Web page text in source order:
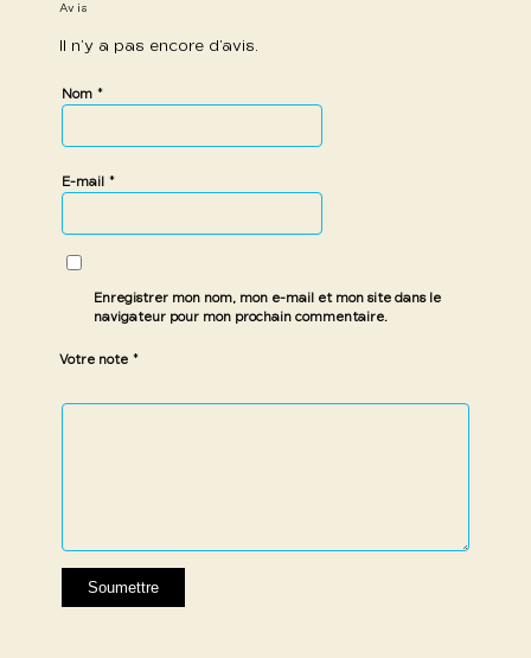
Avis
Il n’y a pas encore d’avis.
Nom *
E-mail *
Enregistrer mon nom, mon e-mail et mon site dans le
navigateur pour mon prochain commentaire.
Votre note *
1 étoile
2 étoiles
3 étoiles
4 étoiles
5 étoiles